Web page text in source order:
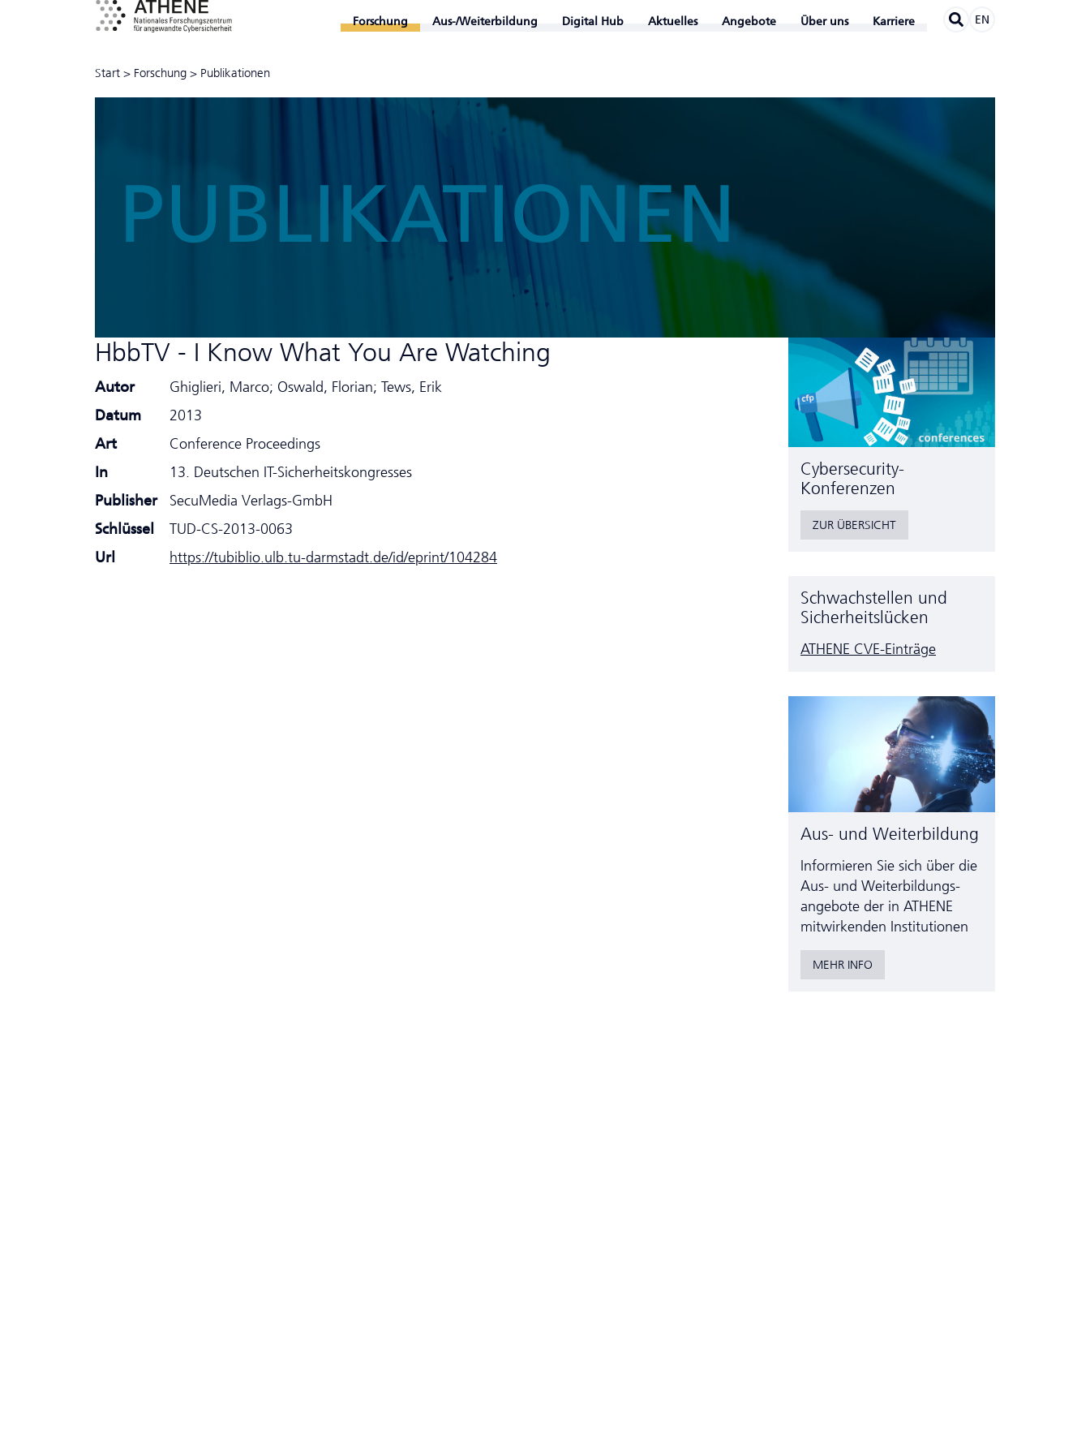
Forschung Aus-/Weiterbildung Digital Hub Aktuelles Angebote Über uns Karriere EN
Start > Forschung > Publikationen
PUBLIKATIONEN
HbbTV - I Know What You Are Watching
Autor
Ghiglieri, Marco; Oswald, Florian; Tews, Erik
Datum
2013
Art
Conference Proceedings
In
13. Deutschen IT-Sicherheitskongresses
Publisher
SecuMedia Verlags-GmbH
Schlüssel
TUD-CS-2013-0063
Url
https://tubiblio.ulb.tu-darmstadt.de/id/eprint/104284
Cyber­security-
Konferenzen
ZUR ÜBERSICHT
Schwachstellen und
Sicherheitslücken
ATHENE CVE-Einträge
Aus- und Weiterbildung
Informieren Sie sich über die
Aus- und Weiter­bildungs­
angebote der in ATHENE
mitwirkenden Institutionen
MEHR INFO